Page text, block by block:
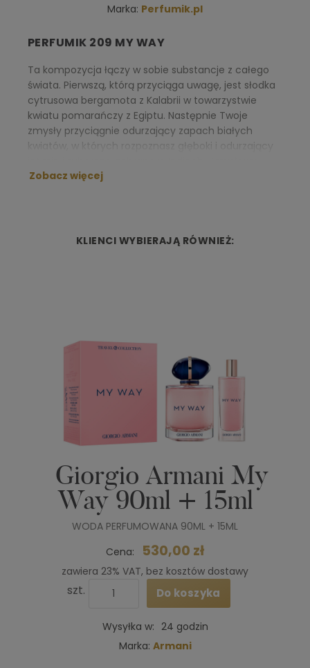
Marka: Perfumik.pl
PERFUMIK 209 MY WAY
Ta kompozycja łączy w sobie substancje z całego
świata. Pierwszą, którą przyciąga uwagę, jest słodka
cytrusowa bergamota z Kalabrii w towarzystwie
kwiatu pomarańczy z Egiptu. Następnie Twoje
zmysły przyciągnie odurzający zapach białych
kwiatów, w których rozpoznasz głęboki i odurzający
finisz wody przynosi falę ciepłych akordów drzewa
Nuta głowy:kalabryjska bergamotka, kwiat
Zobacz więcej
KLIENCI WYBIERAJĄ RÓWNIEŻ:
Giorgio Armani My
Way 90ml + 15ml
WODA PERFUMOWANA 90ML + 15ML
Cena:
530,00 zł
zawiera 23% VAT, bez kosztów dostawy
szt. Do koszyka
Wysyłka w: 24 godzin
Marka: Armani